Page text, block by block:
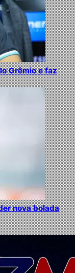
Grêmio e faz
nova bolada